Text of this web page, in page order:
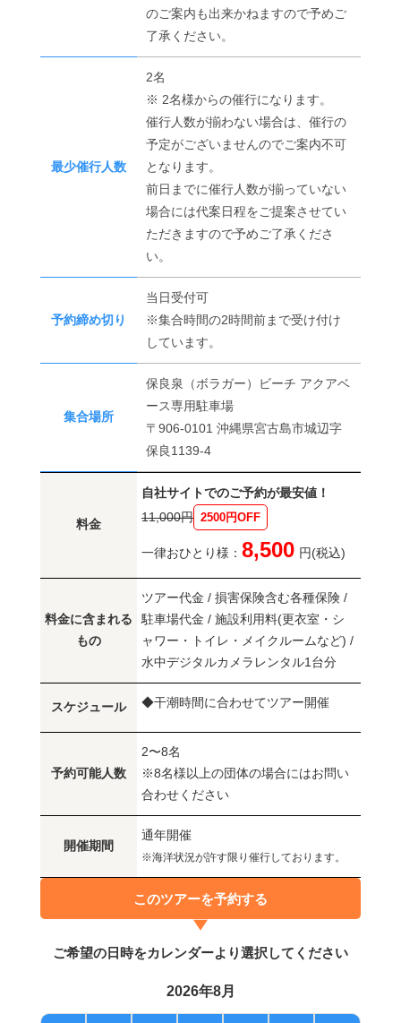
のご案内も出来かねますので予めご
了承ください。
最少催行人数
2名
※ 2名様からの催行になります。
催行人数が揃わない場合は、催行の
予定がございませんのでご案内不可
となります。
前日までに催行人数が揃っていない
場合には代案日程をご提案させてい
ただきますので予めご了承くださ
い。
予約締め切り
当日受付可
※集合時間の2時間前まで受け付け
しています。
集合場所
保良泉（ボラガー）ビーチ アクアベ
ース専用駐車場
〒906-0101 沖縄県宮古島市城辺字
保良1139-4
料金
自社サイトでのご予約が最安値！
11,000円 2500円OFF
一律おひとり様： 8,500 円(税込)
料金に含まれる
もの
ツアー代金 / 損害保険含む各種保険 /
駐車場代金 / 施設利用料(更衣室・シ
ャワー・トイレ・メイクルームなど) /
水中デジタルカメラレンタル1台分
スケジュール ◆干潮時間に合わせてツアー開催
予約可能人数
2〜8名
※8名様以上の団体の場合にはお問い
合わせください
開催期間
通年開催
※海洋状況が許す限り催行しております。
このツアーを予約する
ご希望の日時をカレンダーより選択してください
2026年8月